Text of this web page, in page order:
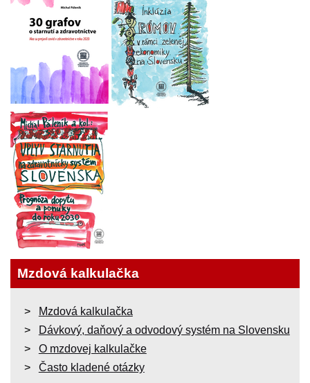
Mzdová kalkulačka
Mzdová kalkulačka
Dávkový, daňový a odvodový systém na Slovensku
O mzdovej kalkulačke
Často kladené otázky